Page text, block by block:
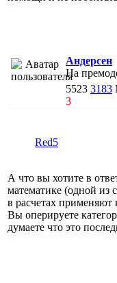
Андерсен
На
5523 3183
3
Red5
А что вы хотите в
математике (одной из
в расчетах применяют
Вы оперируете
думаете что это